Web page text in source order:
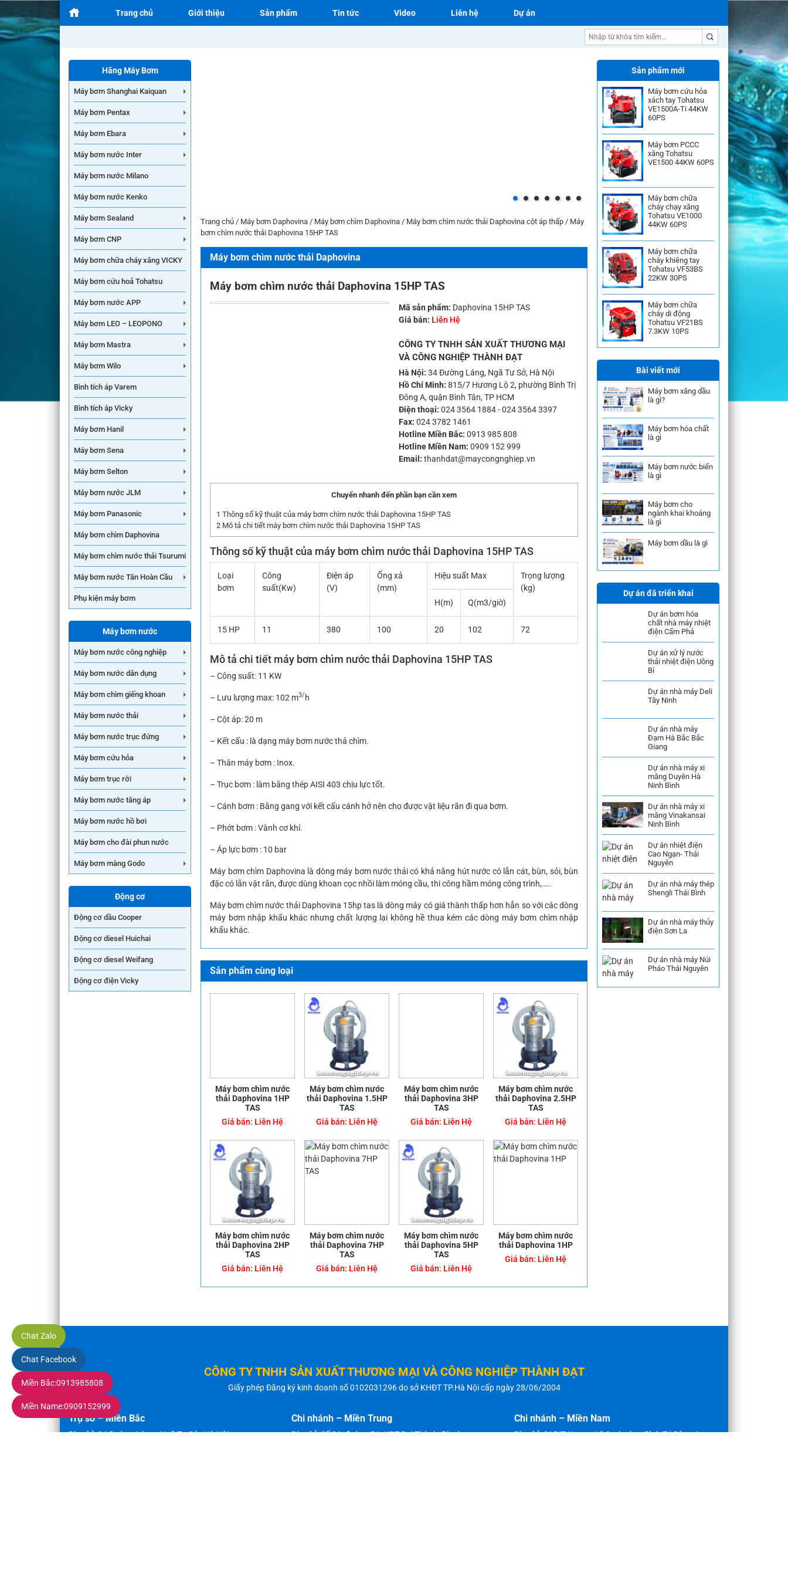
Trang chủ Giới thiệu Sản phẩm Tin tức Video Liên hệ Dự án
Hãng Máy Bơm
Máy bơm Shanghai Kaiquan
Máy bơm Pentax
Máy bơm Ebara
Máy bơm nước Inter
Máy bơm nước Milano
Máy bơm nước Kenko
Máy bơm Sealand
Máy bơm CNP
Máy bơm chữa cháy xăng VICKY
Máy bơm cứu hoả Tohatsu
Máy bơm nước APP
Máy bơm LEO – LEOPONO
Máy bơm Mastra
Máy bơm Wilo
Bình tích áp Varem
Bình tích áp Vicky
Máy bơm Hanil
Máy bơm Sena
Máy bơm Selton
Máy bơm nước JLM
Máy bơm Panasonic
Máy bơm chìm Daphovina
Máy bơm chìm nước thải Tsurumi
Máy bơm nước Tân Hoàn Cầu
Phụ kiện máy bơm
Máy bơm nước
Máy bơm nước công nghiệp
Máy bơm nước dân dụng
Máy bơm chìm giếng khoan
Máy bơm nước thải
Máy bơm nước trục đứng
Máy bơm cứu hỏa
Máy bơm trục rời
Máy bơm nước tăng áp
Máy bơm nước hồ bơi
Máy bơm cho đài phun nước
Máy bơm màng Godo
Động cơ
Động cơ dầu Cooper
Động cơ diesel Huichai
Động cơ diesel Weifang
Động cơ điện Vicky
Trang chủ / Máy bơm Daphovina / Máy bơm chìm Daphovina / Máy bơm chìm nước thải Daphovina cột áp thấp / Máy
bơm chìm nước thải Daphovina 15HP TAS
Máy bơm chìm nước thải Daphovina
Máy bơm chìm nước thải Daphovina 15HP TAS
Mã sản phẩm: Daphovina 15HP TAS
Giá bán: Liên Hệ
CÔNG TY TNHH SẢN XUẤT THƯƠNG MẠI
VÀ CÔNG NGHIỆP THÀNH ĐẠT
Hà Nội: 34 Đường Láng, Ngã Tư Sở, Hà Nội
Hồ Chí Minh: 815/7 Hương Lộ 2, phường Bình Trị
Đông A, quận Bình Tân, TP HCM
Điện thoại: 024 3564 1884-024 3564 3397
Fax: 024 3782 1461
Hotline Miền Bắc: 0913 985 808
Hotline Miền Nam: 0909 152 999
Email: thanhdat@maycongnghiep.vn
Chuyển nhanh đến phần bạn cần xem
1 Thông số kỹ thuật của máy bơm chìm nước thải Daphovina 15HP TAS
2 Mô tả chi tiết máy bơm chìm nước thải Daphovina 15HP TAS
Thông số kỹ thuật của máy bơm chìm nước thải Daphovina 15HP TAS
Loại
bơm
Công
suất(Kw)
Điện áp
(V)
Ống xả
(mm)
Hiệu suất Max
Trọng lượng
(kg)
H(m)
Q(m3/giờ)
15 HP 11 380 100 20 102 72
Mô tả chi tiết máy bơm chìm nước thải Daphovina 15HP TAS
– Công suất: 11 KW
– Lưu lượng max: 102 m3/ h
– Cột áp: 20 m
– Kết cấu : là dạng máy bơm nước thả chìm.
– Thân máy bơm : Inox.
– Trục bơm : làm bằng thép AISI 403 chịu lực tốt.
– Cánh bơm : Bằng gang với kết cấu cánh hở nên cho được vật liệu răn đi qua bơm.
– Phớt bơm : Vành cơ khí.
– Áp lực bơm : 10 bar
Máy bơm chìm Daphovina là dòng máy bơmnước thảicó khả năng hút nước có lẫn cát, bùn, sỏi, bùn
đặc có lẫn vật rắn, được dùng khoan cọc nhồi làm móng cầu, thi công hầm móng công trình,…..
Máy bơm chìm nước thải Daphovina 15hp tas là dòng máy có giá thành thấp hơn hẳn so với các dòng
máy bơm nhập khẩu khác nhưng chất lượng lại không hề thua kém các dòng máy bơm chìm nhập
khẩu khác.
Sản phẩm cùng loại
Máy bơm chìm nước
thải Daphovina 1HP
TAS
Giá bán: Liên Hệ
Máy bơm chìm nước
thải Daphovina 1.5HP
TAS
Giá bán: Liên Hệ
Máy bơm chìm nước
thải Daphovina 3HP
TAS
Giá bán: Liên Hệ
Máy bơm chìm nước
thải Daphovina 2.5HP
TAS
Giá bán: Liên Hệ
Máy bơm chìm nước
thải Daphovina 2HP
TAS
Giá bán: Liên Hệ
Máy bơm chìm nước
thải Daphovina 7HP
TAS
Giá bán: Liên Hệ
Máy bơm chìm nước
thải Daphovina 5HP
TAS
Giá bán: Liên Hệ
Máy bơm chìm nước
thải Daphovina 1HP
Giá bán: Liên Hệ
Sản phẩm mới
Máy bơm cứu hỏa
xách tay Tohatsu
VE1500A-Ti 44KW
60PS
Máy bơm PCCC
xăng Tohatsu
VE1500 44KW 60PS
Máy bơm chữa
cháy chạy xăng
Tohatsu VE1000
44KW 60PS
Máy bơm chữa
cháy khiêng tay
Tohatsu VF53BS
22KW 30PS
Máy bơm chữa
cháy di động
Tohatsu VF21BS
7.3KW 10PS
Bài viết mới
Máy bơm xăng dầu
là gì?
Máy bơm hóa chất
là gì
Máy bơm nước biển
là gì
Máy bơm cho
ngành khai khoáng
là gì
Máy bơm dầu là gì
Dự án đã triển khai
Dự án bơm hóa
chất nhà máy nhiệt
điện Cẩm Phả
Dự án xử lý nước
thải nhiệt điện Uông
Bí
Dự án nhà máy Deli
Tây Ninh
Dự án nhà máy
Đạm Hà Bắc Bắc
Giang
Dự án nhà máy xi
măng Duyên Hà
Ninh Bình
Dự án nhà máy xi
măng Vinakansai
Ninh Bình
Dự án nhiệt điện
Cao Ngạn- Thái
Nguyên
Dự án nhà máy thép
Shengli Thái Bình
Dự án nhà máy thủy
điện Sơn La
Dự án nhà máy Núi
Pháo Thái Nguyên
CÔNG TY TNHH SẢN XUẤT THƯƠNG MẠI VÀ CÔNG NGHIỆP THÀNH ĐẠT
Giấy phép Đăng ký kinh doanh số 0102031296 do sở KHĐT TP.Hà Nội cấp ngày 28/06/2004
Trụ sở – Miền Bắc
Địa chỉ:34 Đường Láng - Ngã Tư Sở - Hà Nội
Chi nhánh – Miền Trung
Địa chỉ:Số 36, đường D1, KĐT Đại Thành, Phường
Chi nhánh – Miền Nam
Địa chỉ:815/7 Hương Lộ 2, phường Bình Trị Đông A,
Chat Zalo
Chat Facebook
Miền Bắc:0913985808
Miền Name:0909152999